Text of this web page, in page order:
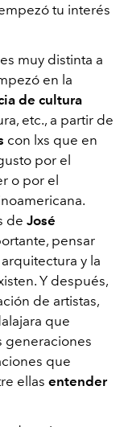
tu interés
muy distinta a
en la
de cultura
etc., a partir de
con lxs que en
por el
o por el
de José
pensar
y la
Y después,
de artistas,
que
generaciones
que
ellas entender